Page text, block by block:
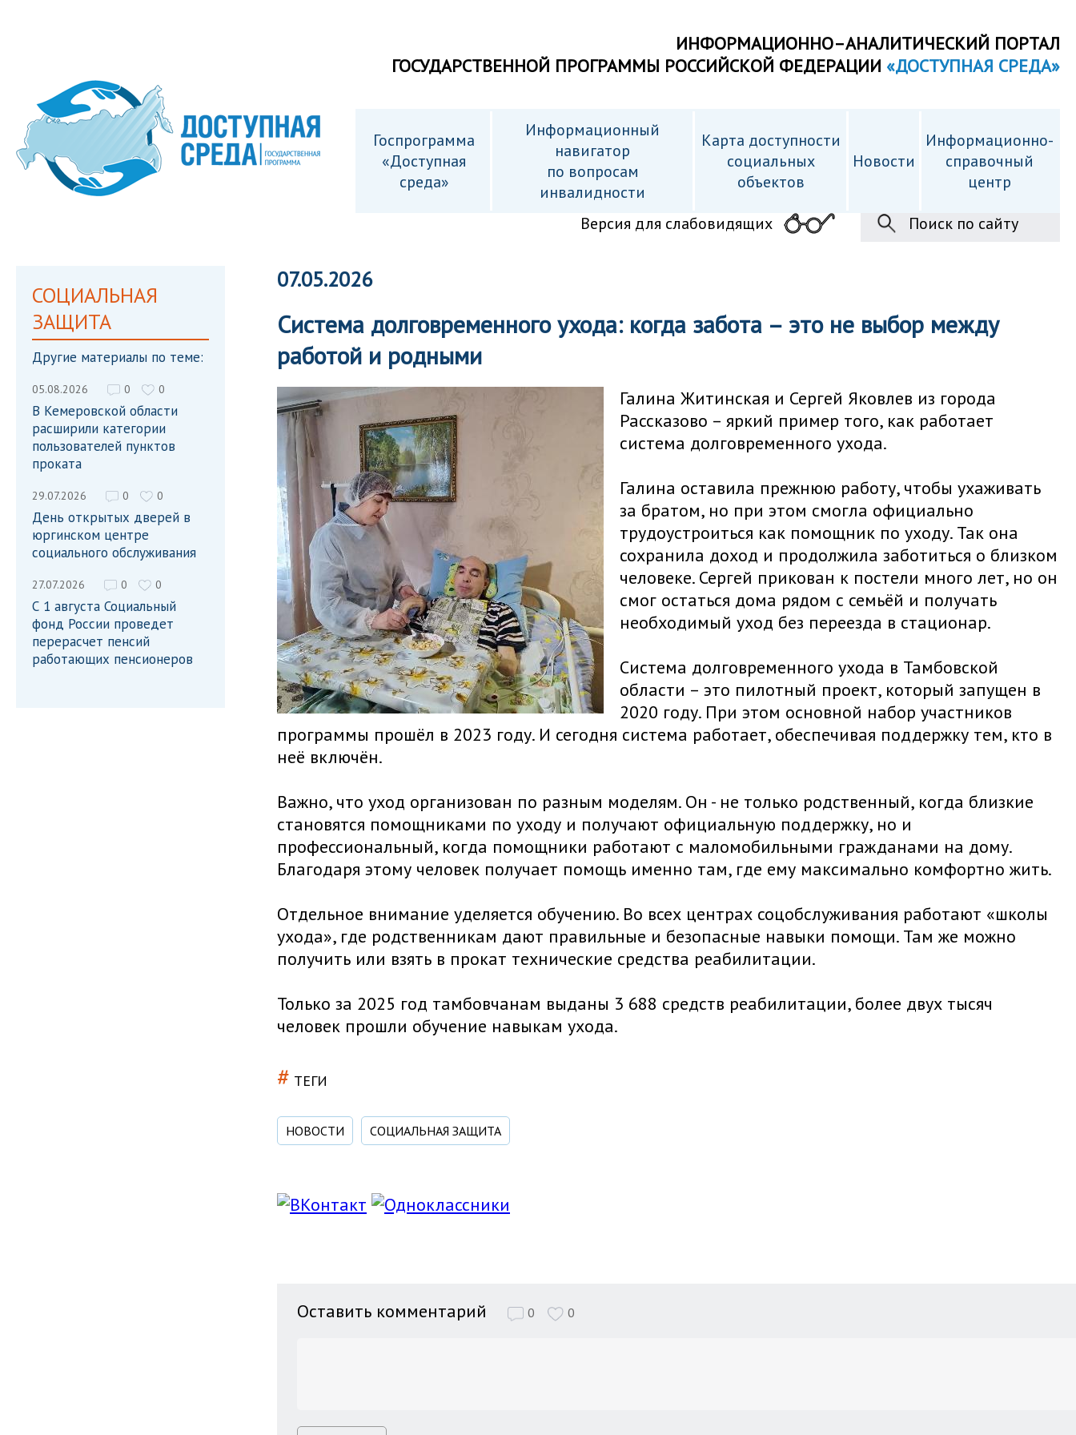
ИНФОРМАЦИОННО–АНАЛИТИЧЕСКИЙ ПОРТАЛ
ГОСУДАРСТВЕННОЙ ПРОГРАММЫ РОССИЙСКОЙ ФЕДЕРАЦИИ «ДОСТУПНАЯ СРЕДА»
Госпрограмма
«Доступная
среда»
Информационный
навигатор
по вопросам
инвалидности
Карта доступности
cоциальных
объектов
Новости
Информационно-
справочный
центр
Версия для слабовидящих
Поиск по сайту
СОЦИАЛЬНАЯ
ЗАЩИТА
Другие материалы по теме:
05.08.2026 0 0
В Кемеровской области
расширили категории
пользователей пунктов
проката
29.07.2026 0 0
День открытых дверей в
юргинском центре
социального обслуживания
27.07.2026 0 0
С 1 августа Социальный
фонд России проведет
перерасчет пенсий
работающих пенсионеров
07.05.2026
Система долговременного ухода: когда забота – это не выбор между
работой и родными
Галина Житинская и Сергей Яковлев из города
Рассказово – яркий пример того, как работает
система долговременного ухода.
Галина оставила прежнюю работу, чтобы ухаживать
за братом, но при этом смогла официально
трудоустроиться как помощник по уходу. Так она
сохранила доход и продолжила заботиться о близком
человеке. Сергей прикован к постели много лет, но он
смог остаться дома рядом с семьёй и получать
необходимый уход без переезда в стационар.
Система долговременного ухода в Тамбовской
области – это пилотный проект, который запущен в
2020 году. При этом основной набор участников
программы прошёл в 2023 году. И сегодня система работает, обеспечивая поддержку тем, кто в
неё включён.
Важно, что уход организован по разным моделям. Он - не только родственный, когда близкие
становятся помощниками по уходу и получают официальную поддержку, но и
профессиональный, когда помощники работают с маломобильными гражданами на дому.
Благодаря этому человек получает помощь именно там, где ему максимально комфортно жить.
Отдельное внимание уделяется обучению. Во всех центрах соцобслуживания работают «школы
ухода», где родственникам дают правильные и безопасные навыки помощи. Там же можно
получить или взять в прокат технические средства реабилитации.
Только за 2025 год тамбовчанам выданы 3 688 средств реабилитации, более двух тысяч
человек прошли обучение навыкам ухода.
# ТЕГИ
НОВОСТИ СОЦИАЛЬНАЯ ЗАЩИТА
Оставить комментарий 0 0